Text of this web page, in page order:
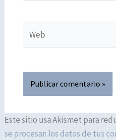
Este sitio usa Akismet para
se procesan los datos de tus